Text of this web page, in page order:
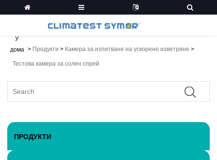
У
дома > Продукти > Камера за изпитване на ускорено изветряне >
Тестова камера за солен спрей
ПРОДУКТИ